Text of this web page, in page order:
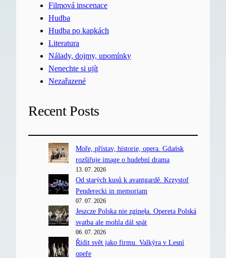
Filmová inscenace
Hudba
Hudba po kapkách
Literatura
Nálady, dojmy, upomínky
Nenechte si ujít
Nezařazené
Recent Posts
Moře, přístav, historie, opera. Gdańsk
rozšiřuje image o hudební drama
13. 07. 2026
Od starých kusů k avantgardě. Krzystof
Penderecki in memoriam
07. 07. 2026
Jeszcze Polska nie zginęła. Opereta Polská
svatba ale mohla dál spát
06. 07. 2026
Řídit svět jako firmu. Valkýra v Lesní
opeře